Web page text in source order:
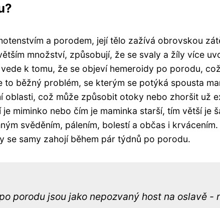
a porodem, její tělo zažívá obrovskou
množství, způsobují, že se svaly a žíly více
k tomu, že se objeví hemeroidy po porodu,
to běžný problém, se kterým se potýká spousta
oblasti, což může způsobit otoky nebo zhoršit už
miminko nebo čím je maminka starší, tím větší je
svěděním, pálením, bolestí a občas i
se samy zahojí během pár týdnů po porodu.
porodu jsou jako nepozvaný host na oslavě -